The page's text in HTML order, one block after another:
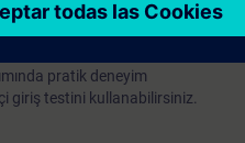
pratik deneyim
giriş testini kullanabilirsiniz.